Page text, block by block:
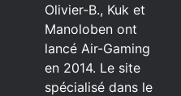
Olivier-B., Kuk et
Manoloben ont
lancé Air-Gaming
en 2014. Le site
spécialisé dans le